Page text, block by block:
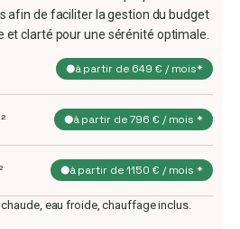
afin de faciliter la gestion du budget
et clarté pour une sérénité optimale.
à partir de 649 € / mois*
à partir de 796 € / mois *
à partir de 1150 € / mois *
chaude, eau froide, chauffage inclus.